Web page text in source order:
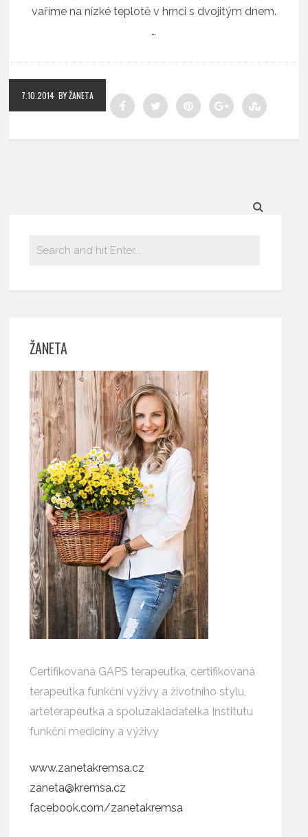
vaříme na nízké teplotě v hrnci s dvojitým dnem.
…
7.10.2014 BY ŽANETA
ŽANETA
Certifikovaná GAPS terapeutka, certifikovaná
terapeutka funkční výživy a životního stylu,
arteterapeutka a spoluzakladatelka Institutu
funkční medicíny a výživy
www.zanetakremsa.cz
zaneta@kremsa.cz
facebook.com/zanetakremsa